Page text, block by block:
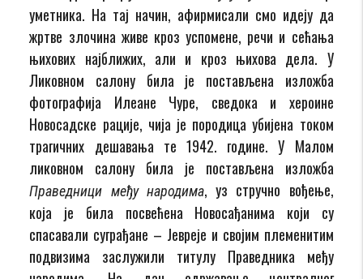
уметника. На тај начин, афирмисали смо идеју да
жртве злочина живе кроз успомене, речи и сећања
њихових најближих, али и кроз њихова дела. У
Ликовном салону била је постављена изложба
фотографија Илеане Чуре, сведока и хероине
Новосадске рације, чија је породица убијена током
трагичних дешавања те 1942. године. У Малом
ликовном салону била је постављена изложба
Праведници међу народима, уз стручно вођење,
која је била посвећена Новосађанима који су
спасавали суграђане – Јевреје и својим племенитим
подвизима заслужили титулу Праведника међу